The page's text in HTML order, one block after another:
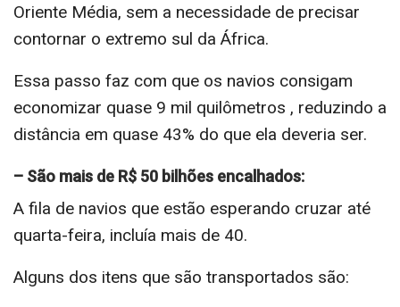
Oriente Média, sem a necessidade de precisar
contornar o extremo sul da África.
Essa passo faz com que os navios consigam
economizar quase 9 mil quilômetros , reduzindo a
distância em quase 43% do que ela deveria ser.
– São mais de R$ 50 bilhões encalhados:
A fila de navios que estão esperando cruzar até
quarta-feira, incluía mais de 40.
Alguns dos itens que são transportados são: